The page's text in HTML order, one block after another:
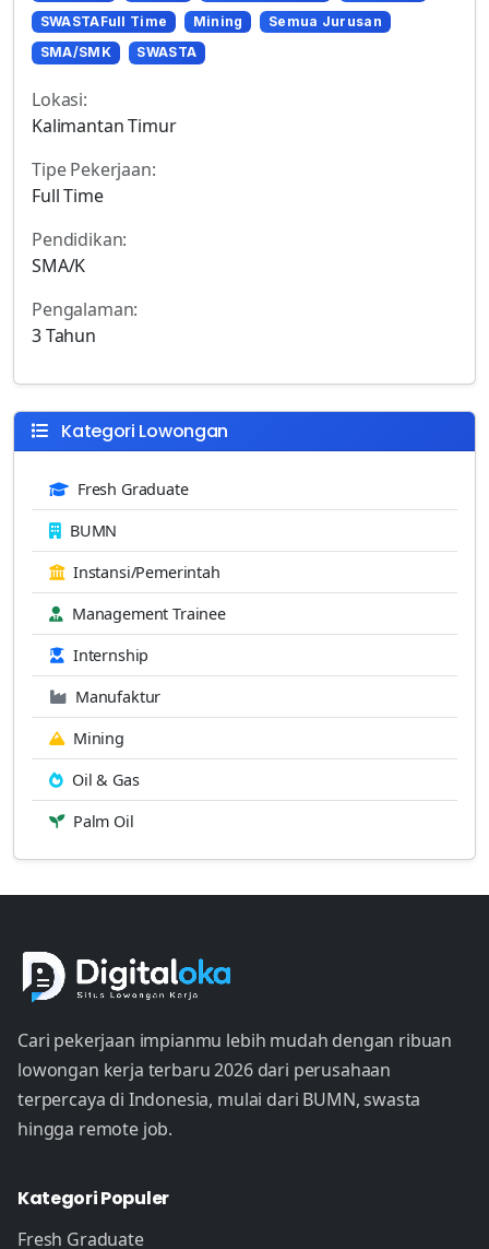
SWASTAFull Time
Mining
Semua Jurusan
SMA/SMK
SWASTA
Lokasi:
Kalimantan Timur
Tipe Pekerjaan:
Full Time
Pendidikan:
SMA/K
Pengalaman:
3 Tahun
Kategori Lowongan
Fresh Graduate
BUMN
Instansi/Pemerintah
Management Trainee
Internship
Manufaktur
Mining
Oil & Gas
Palm Oil
Cari pekerjaan impianmu lebih mudah dengan ribuan
lowongan kerja terbaru 2026 dari perusahaan
terpercaya di Indonesia, mulai dari BUMN, swasta
hingga remote job.
Kategori Populer
Fresh Graduate